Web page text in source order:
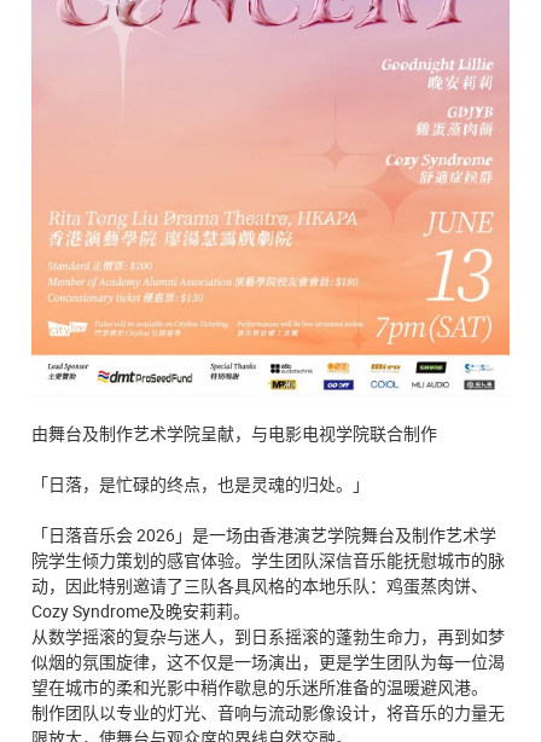
由舞台及制作艺术学院呈献，与电影电视学院联合制作
「日落，是忙碌的终点，也是灵魂的归处。」
「日落音乐会 2026」是一场由香港演艺学院舞台及制作艺术学
院学生倾力策划的感官体验。学生团队深信音乐能抚慰城市的脉
动，因此特别邀请了三队各具风格的本地乐队：鸡蛋蒸肉饼、
Cozy Syndrome及晚安莉莉。
从数学摇滚的复杂与迷人，到日系摇滚的蓬勃生命力，再到如梦
似烟的氛围旋律，这不仅是一场演出，更是学生团队为每一位渴
望在城市的柔和光影中稍作歇息的乐迷所准备的温暖避风港。
制作团队以专业的灯光、音响与流动影像设计，将音乐的力量无
限放大，使舞台与观众席的界线自然交融。